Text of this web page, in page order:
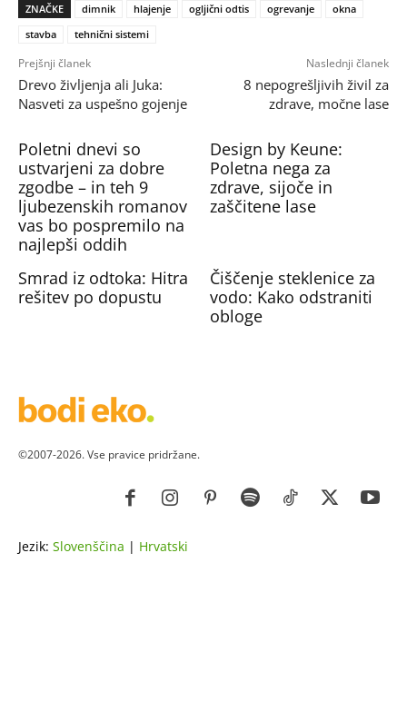
ZNAČKE dimnik hlajenje ogljični odtis ogrevanje
okna
stavba
tehnični sistemi
Prejšnji članek
Drevo življenja ali Juka:
Nasveti za uspešno gojenje
Naslednji članek
8 nepogrešljivih živil za
zdrave, močne lase
Poletni dnevi so
ustvarjeni za dobre
zgodbe – in teh 9
ljubezenskih romanov
vas bo pospremilo na
najlepši oddih
Design by Keune:
Poletna nega za
zdrave, sijoče in
zaščitene lase
Smrad iz odtoka: Hitra
rešitev po dopustu
Čiščenje steklenice za
vodo: Kako odstraniti
obloge
©2007-2026. Vse pravice pridržane.
Jezik: Slovenščina | Hrvatski